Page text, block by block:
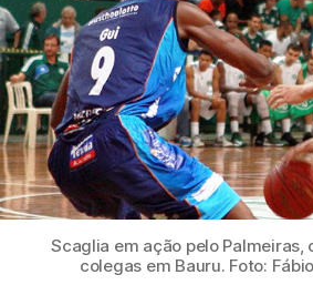
Scaglia em ação pelo Palmeiras,
colegas em Bauru. Foto: